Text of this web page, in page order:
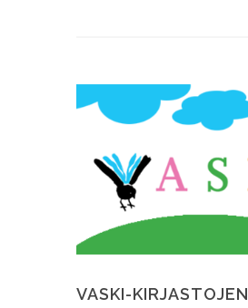
VASKI-KIRJASTOJEN